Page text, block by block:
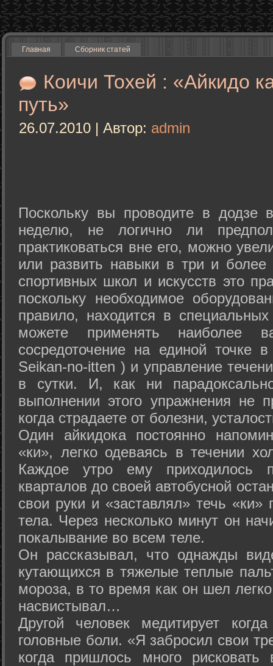
Главная Сборник статей
Коичи Тохей : «Айкидо
путь»
26.07.2010 | Автор: admin
Поскольку вы проводите в додзе
неделю, не логично ли
практиковаться вне его, можно
или развить навыки в три и
спортивных школ и искусств это
поскольку необходимое
правило, находится в
можете применять наиболее
сосредоточение на единой точке
Seikan-­no-­itten ) и управление
в сутки. И, как ни
выполнении этого упражнения не
когда страдаете от болезни,
Один айкидока постоянно
«ки», легко одеваясь в течении
Каждое утро ему приходилось
кварталов до своей автобусной
свои руки и «заставлял» течь «ки»
тела. Через несколько минут он
покалывание во всем теле.
Он рассказывал, что однажды
кутающихся в тяжелые теплые
мороза, в то время как он шел
насвистывал…
Другой человек медитирует
головные боли. «Я забросил свои
когда пришлось много